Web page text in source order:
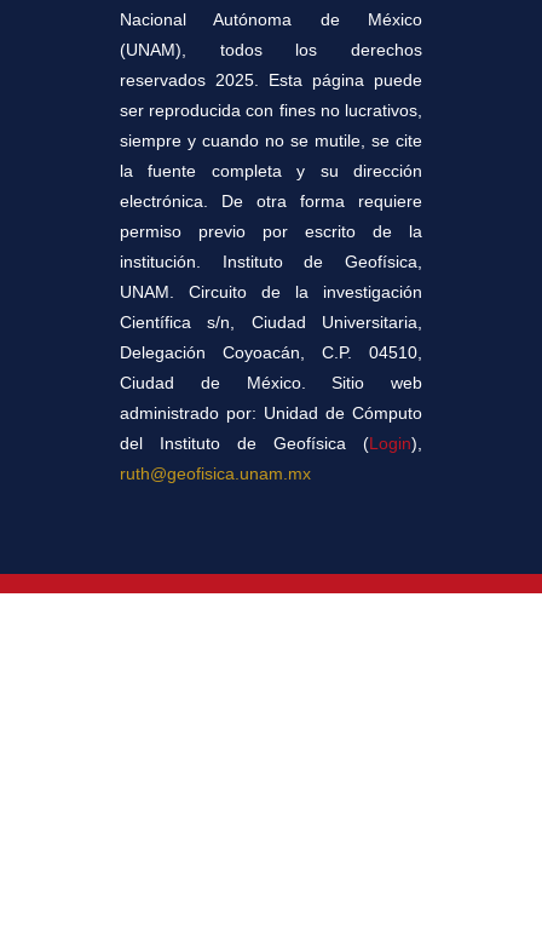
Nacional Autónoma de México
(UNAM), todos los derechos
reservados 2025. Esta página puede
ser reproducida con fines no lucrativos,
siempre y cuando no se mutile, se cite
la fuente completa y su dirección
electrónica. De otra forma requiere
permiso previo por escrito de la
institución. Instituto de Geofísica,
UNAM. Circuito de la investigación
Científica s/n, Ciudad Universitaria,
Delegación Coyoacán, C.P. 04510,
Ciudad de México. Sitio web
administrado por: Unidad de Cómputo
del Instituto de Geofísica (Login),
ruth@geofisica.unam.mx